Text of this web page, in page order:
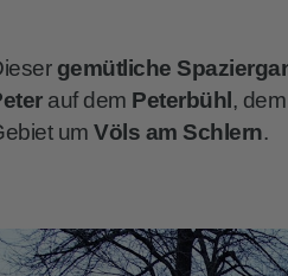
gemütliche
auf dem Peterbühl,
umVöls am Schlern.